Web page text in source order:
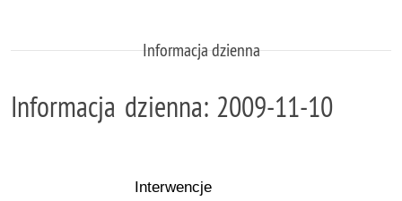
Informacja dzienna
Informacja dzienna: 2009-11-10
Interwencje